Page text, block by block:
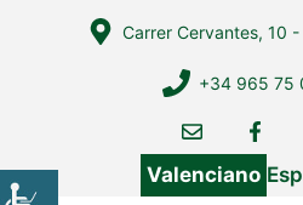
Carrer Cervantes, 10
+34 965 75
Valenciano